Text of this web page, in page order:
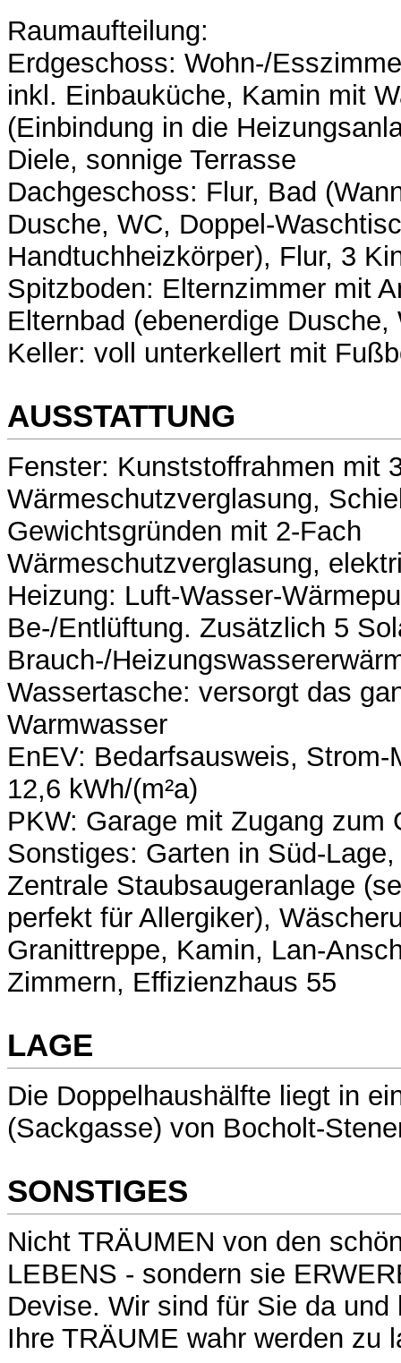
Raumaufteilung:
Erdgeschoss: Wohn-/
inkl. Einbauküche, Kamin mit
(Einbindung in die
Diele, sonnige Terrasse
Dachgeschoss: Flur, Bad
Dusche, WC, Doppel-
Handtuchheizkörper), Flur, 3
Spitzboden: Elternzimmer mit
Elternbad (ebenerdige
Keller: voll unterkellert mit
AUSSTATTUNG
Fenster: Kunststoffrahmen mit
Wärmeschutzverglasung,
Gewichtsgründen mit 2-Fach
Wärmeschutzverglasung,
Heizung: Luft-Wasser-
Be-/Entlüftung. Zusätzlich 5
Brauch-/
Wassertasche: versorgt das
Warmwasser
EnEV: Bedarfsausweis, Strom-
12,6 kWh/(m²a)
PKW: Garage mit Zugang zum
Sonstiges: Garten in Süd-
Zentrale Staubsaugeranlage
perfekt für Allergiker),
Granittreppe, Kamin, Lan-
Zimmern, Effizienzhaus 55
LAGE
Die Doppelhaushälfte liegt in
(Sackgasse) von Bocholt-
SONSTIGES
Nicht TRÄUMEN von den
LEBENS - sondern sie
Devise. Wir sind für Sie da und
Ihre TRÄUME wahr werden zu